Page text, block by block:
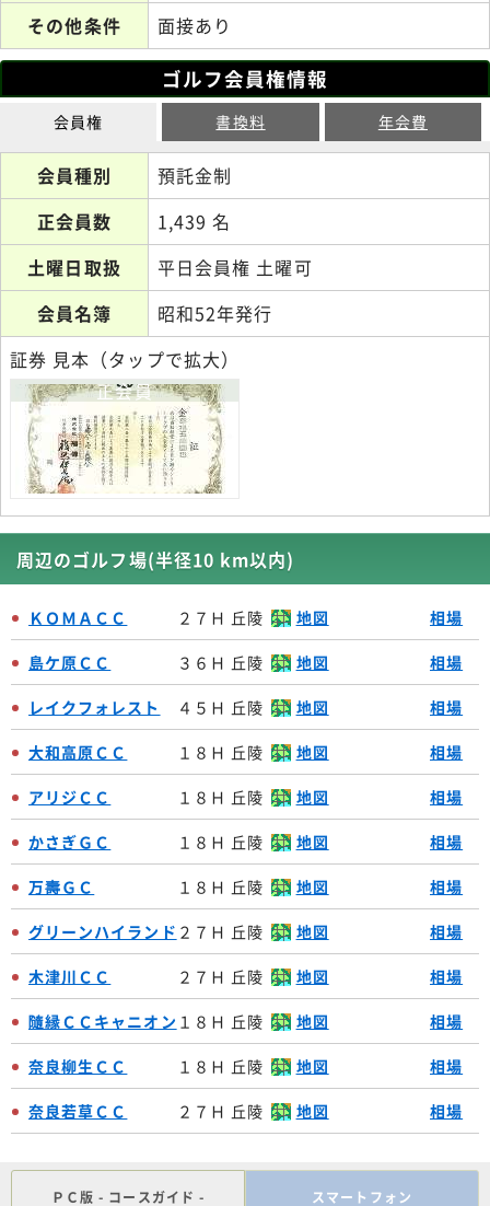
その他条件
面接あり
ゴルフ会員権情報
会員権 書換料 年会費
会員種別
預託金制
正会員数
1,439 名
土曜日取扱
平日会員権 土曜可
会員名簿
昭和52年発行
証券 見本（タップで拡大）
正会員
周辺のゴルフ場(半径10 km以内)
ＫＯＭＡＣＣ ２７Ｈ 丘陵 地図 相場
島ケ原ＣＣ ３６Ｈ 丘陵 地図 相場
レイクフォレスト ４５Ｈ 丘陵 地図 相場
大和高原ＣＣ １８Ｈ 丘陵 地図 相場
アリジＣＣ １８Ｈ 丘陵 地図 相場
かさぎＧＣ １８Ｈ 丘陵 地図 相場
万壽ＧＣ １８Ｈ 丘陵 地図 相場
グリーンハイランド ２７Ｈ 丘陵 地図 相場
木津川ＣＣ ２７Ｈ 丘陵 地図 相場
隨縁ＣＣキャニオン １８Ｈ 丘陵 地図 相場
奈良柳生ＣＣ １８Ｈ 丘陵 地図 相場
奈良若草ＣＣ ２７Ｈ 丘陵 地図 相場
ＰＣ版 - コースガイド - スマートフォン